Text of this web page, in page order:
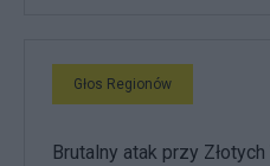
Głos Regionów
Brutalny atak przy